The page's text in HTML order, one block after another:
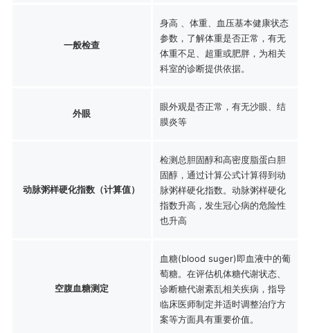
一般检查
身高 、体重、血压基本健康状态
参数，了解体重是否正常，有无
体重不足、超重或肥胖，为相关
科室的诊断提供依据。
外眼
眼外观是否正常，有无沙眼、结
膜炎等
动脉粥样硬化指数（计算值）
检测总胆固醇和高密度脂蛋白胆
固醇，通过计算公式计算得到动
脉粥样硬化指数。动脉粥样硬化
指数升高，发生冠心病的危险性
也升高
空腹血糖测定
血糖(blood suger)即血液中的葡
萄糖。在评估机体糖代谢状态、
诊断糖代谢紊乱相关疾病，指导
临床医师制定并适时调整治疗方
案等方面具有重要价值。